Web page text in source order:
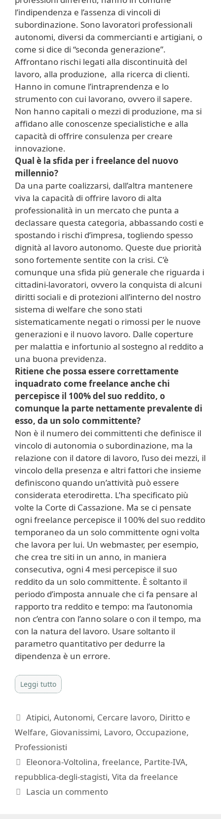
l’indipendenza e l’assenza di vincoli di
subordinazione. Sono lavoratori professionali
autonomi, diversi da commercianti e artigiani, o
come si dice di “seconda generazione”.
Affrontano rischi legati alla discontinuità del
lavoro, alla produzione, alla ricerca di clienti.
Hanno in comune l’intraprendenza e lo
strumento con cui lavorano, ovvero il sapere.
Non hanno capitali o mezzi di produzione, ma si
affidano alle conoscenze specialistiche e alla
capacità di offrire consulenza per creare
innovazione.
Qual è la sfida per i freelance del nuovo
millennio?
Da una parte coalizzarsi, dall’altra mantenere
viva la capacità di offrire lavoro di alta
professionalità in un mercato che punta a
declassare questa categoria, abbassando costi e
spostando i rischi d’impresa, togliendo spesso
dignità al lavoro autonomo. Queste due priorità
sono fortemente sentite con la crisi. C’è
comunque una sfida più generale che riguarda i
cittadini-lavoratori, ovvero la conquista di alcuni
diritti sociali e di protezioni all’interno del nostro
sistema di welfare che sono stati
sistematicamente negati o rimossi per le nuove
generazioni e il nuovo lavoro. Dalle coperture
per malattia e infortunio al sostegno al reddito a
una buona previdenza.
Ritiene che possa essere correttamente
inquadrato come freelance anche chi
percepisce il 100% del suo reddito, o
comunque la parte nettamente prevalente di
esso, da un solo committente?
Non è il numero dei committenti che definisce il
vincolo di autonomia o subordinazione, ma la
relazione con il datore di lavoro, l’uso dei mezzi, il
vincolo della presenza e altri fattori che insieme
definiscono quando un’attività può essere
considerata eterodiretta. L’ha specificato più
volte la Corte di Cassazione. Ma se ci pensate
ogni freelance percepisce il 100% del suo reddito
temporaneo da un solo committente ogni volta
che lavora per lui. Un webmaster, per esempio,
che crea tre siti in un anno, in maniera
consecutiva, ogni 4 mesi percepisce il suo
reddito da un solo committente. È soltanto il
periodo d’imposta annuale che ci fa pensare al
rapporto tra reddito e tempo: ma l’autonomia
non c’entra con l’anno solare o con il tempo, ma
con la natura del lavoro. Usare soltanto il
parametro quantitativo per dedurre la
dipendenza è un errore.
Leggi tutto
Categorie
Atipici,Autonomi, Cercare lavoro, Diritto e
Welfare, Giovanissimi, Lavoro, Occupazione,
Professionisti
Tag
Eleonora-Voltolina,freelance, Partite-IVA,
repubblica-degli-stagisti, Vita da freelance
Lascia un commento